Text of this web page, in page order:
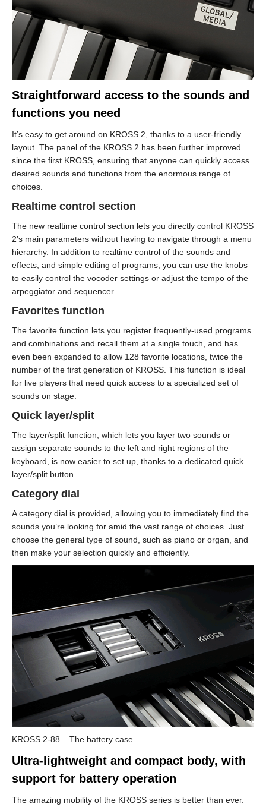
Straightforward access to the sounds and
functions you need
It’s easy to get around on KROSS 2, thanks to a user-friendly
layout. The panel of the KROSS 2 has been further improved
since the first KROSS, ensuring that anyone can quickly access
desired sounds and functions from the enormous range of
choices.
Realtime control section
The new realtime control section lets you directly control KROSS
2’s main parameters without having to navigate through a menu
hierarchy. In addition to realtime control of the sounds and
effects, and simple editing of programs, you can use the knobs
to easily control the vocoder settings or adjust the tempo of the
arpeggiator and sequencer.
Favorites function
The favorite function lets you register frequently-used programs
and combinations and recall them at a single touch, and has
even been expanded to allow 128 favorite locations, twice the
number of the first generation of KROSS. This function is ideal
for live players that need quick access to a specialized set of
sounds on stage.
Quick layer/split
The layer/split function, which lets you layer two sounds or
assign separate sounds to the left and right regions of the
keyboard, is now easier to set up, thanks to a dedicated quick
layer/split button.
Category dial
A category dial is provided, allowing you to immediately find the
sounds you’re looking for amid the vast range of choices. Just
choose the general type of sound, such as piano or organ, and
then make your selection quickly and efficiently.
KROSS 2-88 – The battery case
Ultra-lightweight and compact body, with
support for battery operation
The amazing mobility of the KROSS series is better than ever.